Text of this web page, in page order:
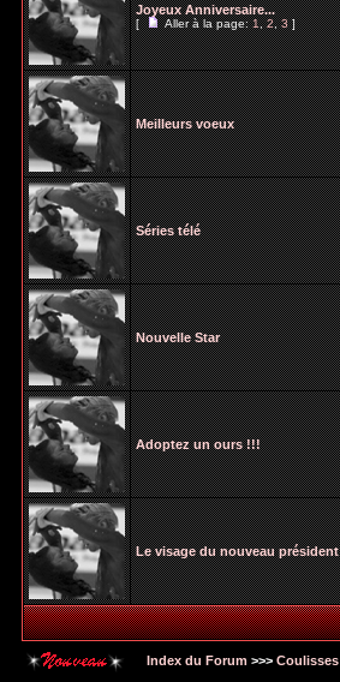
Joyeux Anniversaire...
[ Aller à la page:1,2,3]
Meilleurs voeux
Séries télé
Nouvelle Star
Adoptez un ours !!!
Le visage du nouveau président
Index du Forum >>> Coulisses